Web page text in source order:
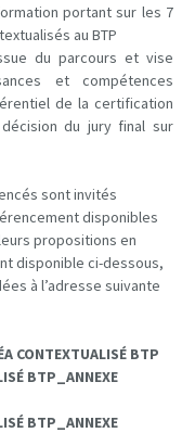
portant sur les 7
au BTP
du parcours et vise
et compétences
de la certification
du jury final sur
sont invités
disponibles
propositions en
disponible ci-dessous,
à l’adresse suivante
CONTEXTUALISÉ BTP
BTP_ANNEXE
BTP_ANNEXE